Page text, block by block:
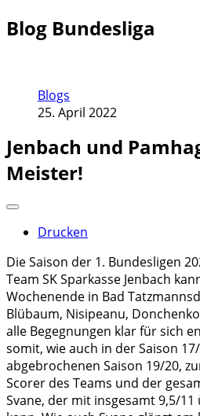
Blog Bundesliga
Blogs
25. April 2022
Jenbach und
Meister!
Drucken
Die Saison der 1. Bundesligen
Team SK Sparkasse Jenbach
Wochenende in Bad
Blübaum, Nisipeanu,
alle Begegnungen klar für sich
somit, wie auch in der Saison
abgebrochenen Saison 19/20,
Scorer des Teams und der
Svane, der mit insgesamt 9,5/